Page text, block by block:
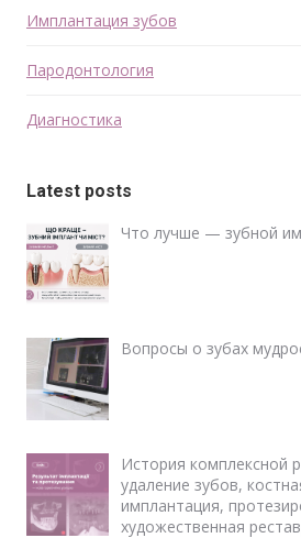
Имплантация зубов
Пародонтология
Диагностика
Latest posts
Что лучше — зубной
Вопросы о зубах
История комплексной
удаление зубов,
имплантация,
художественная